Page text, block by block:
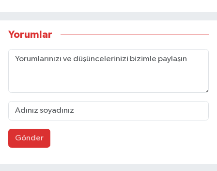
Yorumlar
Gönder